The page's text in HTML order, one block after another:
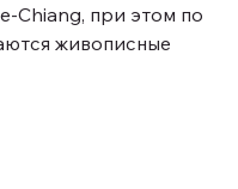
Chiang, при этом по
живописные